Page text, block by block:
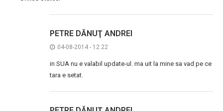
PETRE DĂNUŢ ANDREI
04-08-2014 - 12:22
in SUA nu e valabil update-ul. ma uit la mine sa vad pe ce
tara e setat.